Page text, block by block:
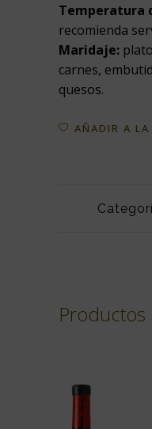
Temperatura
recomienda
Maridaje:
carnes,
quesos.
AÑADIR A
Productos